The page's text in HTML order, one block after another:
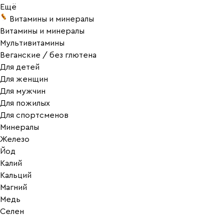
Ещё
Витамины и минералы
Витамины и минералы
Мультивитамины
Веганские / без глютена
Для детей
Для женщин
Для мужчин
Для пожилых
Для спортсменов
Минералы
Железо
Йод
Калий
Кальций
Магний
Медь
Селен